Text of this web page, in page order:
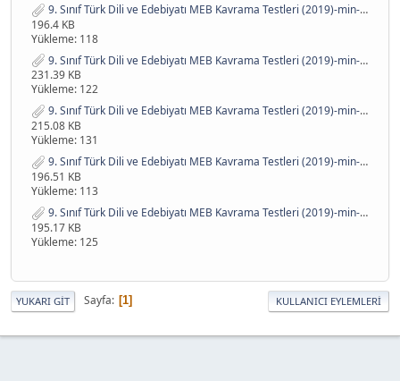
9. Sınıf Türk Dili ve Edebiyatı MEB Kavrama Testleri (2019)-min-4.pdf
196.4 KB
Yükleme: 118
9. Sınıf Türk Dili ve Edebiyatı MEB Kavrama Testleri (2019)-min-5.pdf
231.39 KB
Yükleme: 122
9. Sınıf Türk Dili ve Edebiyatı MEB Kavrama Testleri (2019)-min-6.pdf
215.08 KB
Yükleme: 131
9. Sınıf Türk Dili ve Edebiyatı MEB Kavrama Testleri (2019)-min-7.pdf
196.51 KB
Yükleme: 113
9. Sınıf Türk Dili ve Edebiyatı MEB Kavrama Testleri (2019)-min-8.pdf
195.17 KB
Yükleme: 125
YUKARI GIT Sayfa 1 KULLANICI EYLEMLERI